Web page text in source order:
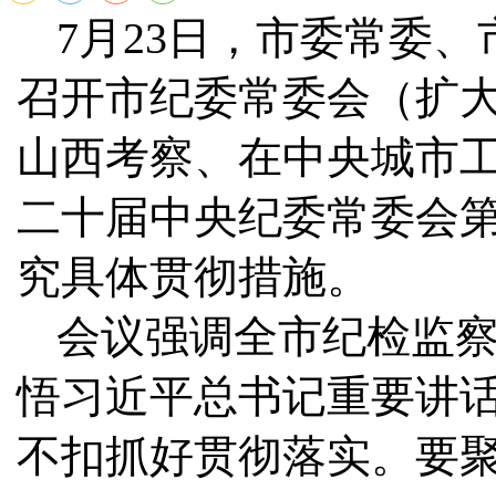
7月23日，市委常委
召开市纪委常委会（扩
山西考察、在中央城市
二十届中央纪委常委会
究具体贯彻措施。
会议强调全市纪检监
悟习近平总书记重要讲
不扣抓好贯彻落实。要